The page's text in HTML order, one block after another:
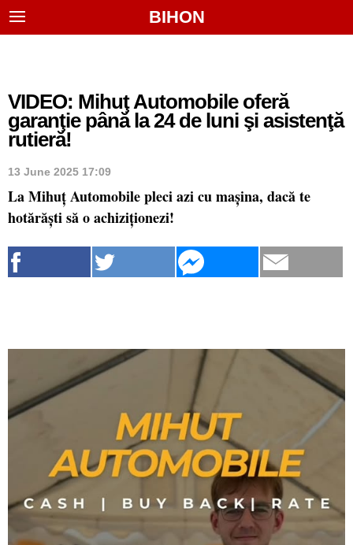
BIHON
VIDEO: Mihuţ Automobile oferă
garanţie până la 24 de luni şi asistenţă
rutieră!
13 June 2025 17:09
La Mihuț Automobile pleci azi cu mașina, dacă te
hotărăști să o achiziționezi!